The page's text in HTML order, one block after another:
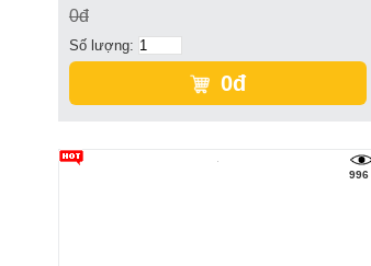
0đ
Số lượng:
0đ
996